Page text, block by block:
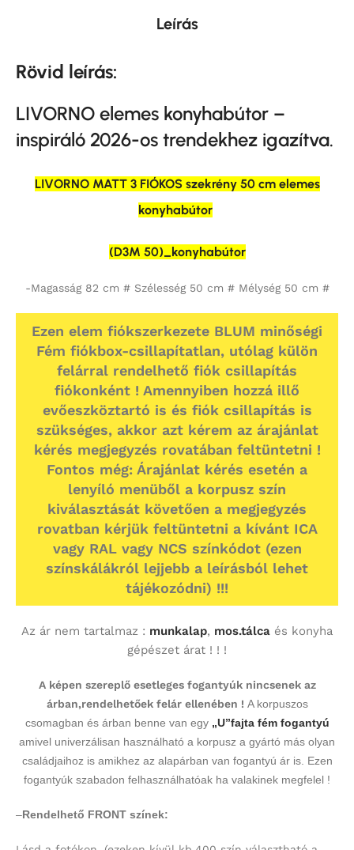
Leírás
Rövid leírás:
LIVORNO elemes konyhabútor –
inspiráló 2026-os trendekhez igazítva.
LIVORNO MATT 3 FIÓKOS szekrény 50 cm elemes
konyhabútor
(D3M 50)_konyhabútor
-Magasság 82 cm # Szélesség 50 cm # Mélység 50 cm #
Ezen elem fiókszerkezete BLUM minőségi
Fém fiókbox-csillapítatlan, utólag külön
felárral rendelhető fiók csillapítás
fiókonként ! Amennyiben hozzá illő
evőeszköztartó is és fiók csillapítás is
szükséges, akkor azt kérem az árajánlat
kérés megjegyzés rovatában feltüntetni !
Fontos még: Árajánlat kérés esetén a
lenyíló menüből a korpusz szín
kiválasztását követően a megjegyzés
rovatban kérjük feltüntetni a kívánt ICA
vagy RAL vagy NCS színkódot (ezen
színskálákról lejjebb a leírásból lehet
tájékozódni) !!!
Az ár nem tartalmaz : munkalap, mos.tálca és konyha
gépészet árat ! ! !
A képen szereplő esetleges fogantyúk nincsenek az
árban,rendelhetőek felár ellenében ! A korpuszos
csomagban és árban benne van egy „U”fajta fém fogantyú
amivel univerzálisan használható a korpusz a gyártó más olyan
családjaihoz is amikhez az alapárban van fogantyú ár is. Ezen
fogantyúk szabadon felhasználhatóak ha valakinek megfelel !
–Rendelhető FRONT színek: